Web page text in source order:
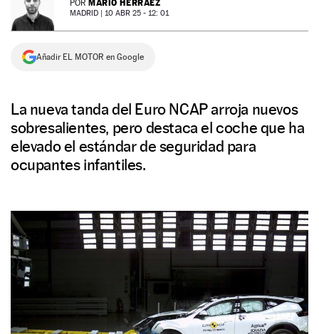
NEWSLETTER
SÍGUENOS
POR MARIO HERRÁEZ
MADRID | 10 ABR 25 - 12: 01
Añadir EL MOTOR en Google
La nueva tanda del Euro NCAP arroja nuevos
sobresalientes, pero destaca el coche que ha
elevado el estándar de seguridad para
ocupantes infantiles.